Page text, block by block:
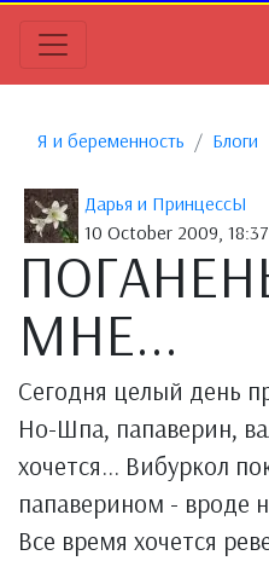
Я и беременность Блоги
Дарья и ПринцессЫ
10 October 2009,
МНЕ...
Сегодня целый день
Но-Шпа, папаверин,
хочется... Вибуркол
папаверином - вроде
Все время хочется